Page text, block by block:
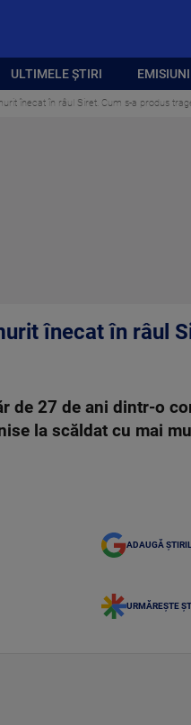
ULTIMELE ȘTIRI
înecat în râul Siret. Cum s-a produs
înecat în râul
de 27 de ani dintr-o
la scăldat cu mai
ADAUGĂ
URMĂREȘTE